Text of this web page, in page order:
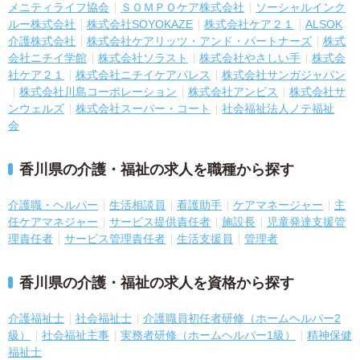
メニティライフ協会
ＳＯＭＰＯケア株式会社
ソーシャルインク
ルー株式会社
株式会社SOYOKAZE 株式会社ケア２１
ALSOK
介護株式会社
株式会社ケアリッツ・アンド・パートナーズ
株式
会社ニチイ学館
株式会社ソラスト 株式会社やさしい手
株式会
社ケア２１
株式会社ニチイケアパレス
株式会社サンガジャパン
株式会社川島コーポレーション
株式会社アンビス
株式会社サ
ンウェルズ
株式会社スーパー・コート
社会福祉法人ノテ福祉
会
香川県の介護・福祉の求人を職種から探す
介護職・ヘルパー 生活相談員 看護助手 ケアマネージャー
主
任ケアマネジャー
サービス提供責任者 施設長
児童発達支援管
理責任者
サービス管理責任者 生活支援員 管理者
香川県の介護・福祉の求人を資格から探す
介護福祉士 社会福祉士
介護職員初任者研修（ホームヘルパー2
級）
社会福祉主事 実務者研修（ホームヘルパー1級）
精神保健
福祉士